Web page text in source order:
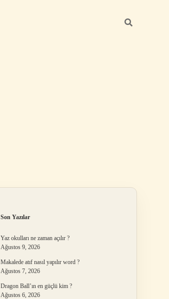
Son Yazılar
Yaz okulları ne zaman açılır ?
Ağustos 9, 2026
Makalede atıf nasıl yapılır word ?
Ağustos 7, 2026
Dragon Ball’ın en güçlü kim ?
Ağustos 6, 2026